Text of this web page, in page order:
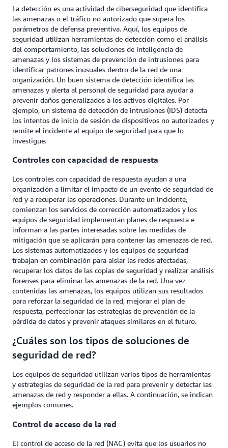
La detección es una actividad de ciberseguridad que identifica
las amenazas o el tráfico no autorizado que supera los
parámetros de defensa preventiva. Aquí, los equipos de
seguridad utilizan herramientas de detección como el análisis
del comportamiento, las soluciones de inteligencia de
amenazas y los sistemas de prevención de intrusiones para
identificar patrones inusuales dentro de la red de una
organización. Un buen sistema de detección identifica las
amenazas y alerta al personal de seguridad para ayudar a
prevenir daños generalizados a los activos digitales. Por
ejemplo, un sistema de detección de intrusiones (IDS) detecta
los intentos de inicio de sesión de dispositivos no autorizados y
remite el incidente al equipo de seguridad para que lo
investigue.
Controles con capacidad de respuesta
Los controles con capacidad de respuesta ayudan a una
organización a limitar el impacto de un evento de seguridad de
red y a recuperar las operaciones. Durante un incidente,
comienzan los servicios de corrección automatizados y los
equipos de seguridad implementan planes de respuesta e
informan a las partes interesadas sobre las medidas de
mitigación que se aplicarán para contener las amenazas de red.
Los sistemas automatizados y los equipos de seguridad
trabajan en combinación para aislar las redes afectadas,
recuperar los datos de las copias de seguridad y realizar análisis
forenses para eliminar las amenazas de la red. Una vez
contenidas las amenazas, los equipos utilizan sus resultados
para reforzar la seguridad de la red, mejorar el plan de
respuesta, perfeccionar las estrategias de prevención de la
pérdida de datos y prevenir ataques similares en el futuro.
¿Cuáles son los tipos de soluciones de
seguridad de red?
Los equipos de seguridad utilizan varios tipos de herramientas
y estrategias de seguridad de la red para prevenir y detectar las
amenazas de red y responder a ellas. A continuación, se indican
ejemplos comunes.
Control de acceso de la red
El control de acceso de la red (NAC) evita que los usuarios no